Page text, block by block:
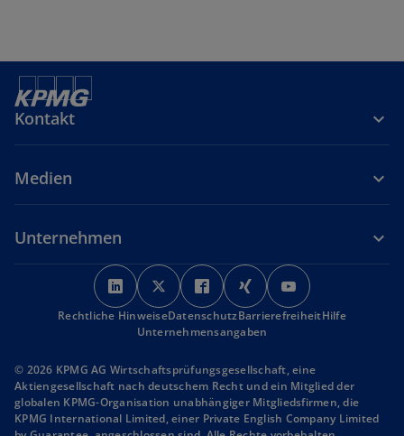
Kontakt
Medien
Unternehmen
w
i
r
d
n
e
i
w
i
r
d
n
e
i
w
i
r
d
n
e
i
w
i
r
i
n
e
i
i
r
n
e
i
Rechtliche HinweiseDatenschutzBarrierefreiheitHilfe
Unternehmensangaben
© 2026 KPMG AG Wirtschaftsprüfungsgesellschaft, eine
Aktiengesellschaft nach deutschem Recht und ein Mitglied der
globalen KPMG-Organisation unabhängiger Mitgliedsfirmen, die
KPMG International Limited, einer Private English Company Limited